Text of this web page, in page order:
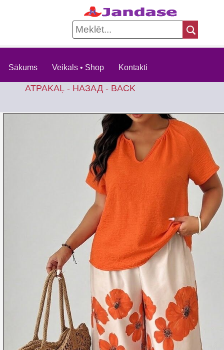
Sākums Veikals • Shop Kontakti
ATPAKAĻ - НАЗАД - BACK